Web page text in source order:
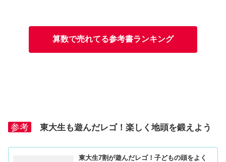
算数で売れてる参考書ランキング
参考 東大生も遊んだレゴ！楽しく地頭を鍛えよう
東大生7割が遊んだレゴ！子どもの頭をよく